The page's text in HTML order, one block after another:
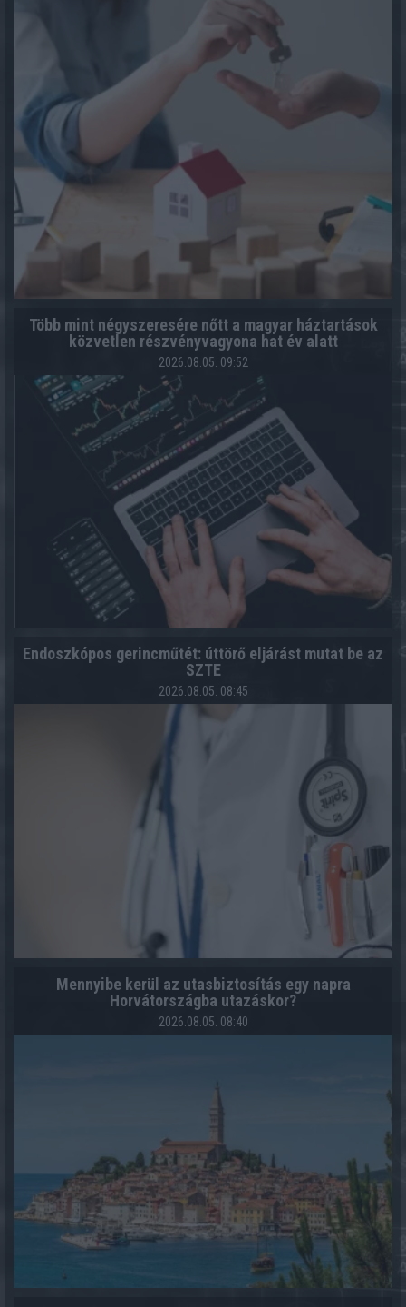
Több mint négyszeresére nőtt a magyar háztartások
közvetlen részvényvagyona hat év alatt
2026.08.05. 09:52
Endoszkópos gerincműtét: úttörő eljárást mutat be az
SZTE
2026.08.05. 08:45
Mennyibe kerül az utasbiztosítás egy napra
Horvátországba utazáskor?
2026.08.05. 08:40